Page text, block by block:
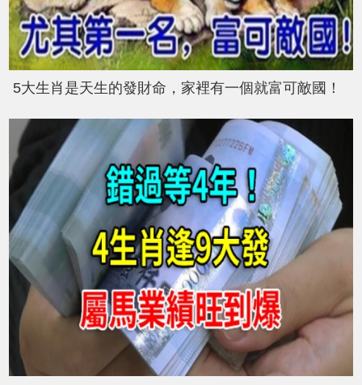
5大生肖是天生的發財命，家裡有一個就富可敵國！